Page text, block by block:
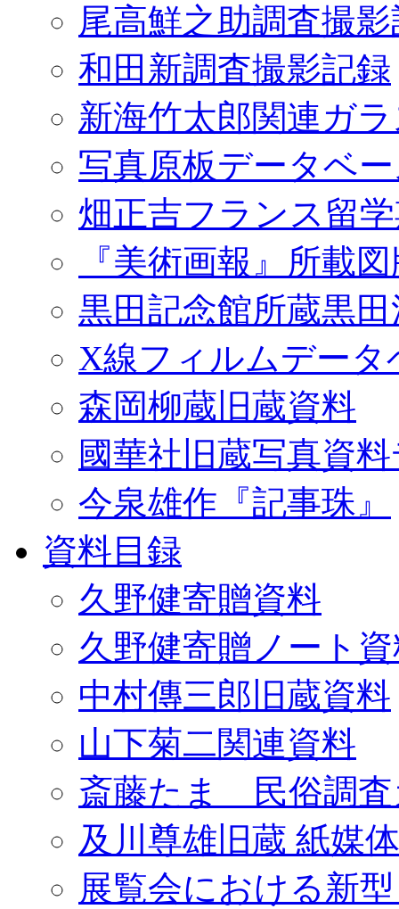
尾高鮮之助調査撮
和田新調査撮影記録
新海竹太郎関連ガ
写真原板データベ
畑正吉フランス留
『美術画報』所載
黒田記念館所蔵黒
X線フィルムデータ
森岡柳蔵旧蔵資料
國華社旧蔵写真資
今泉雄作『記事珠』
資料目録
久野健寄贈資料
久野健寄贈ノート
中村傳三郎旧蔵資料
山下菊二関連資料
斎藤たま 民俗調査
及川尊雄旧蔵 紙媒
展覧会における新